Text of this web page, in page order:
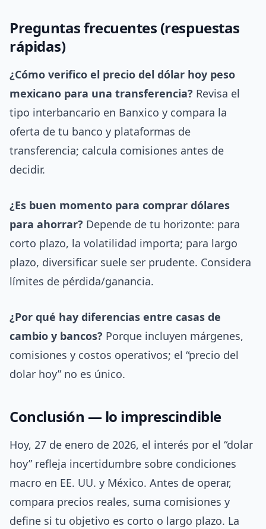
Preguntas frecuentes (respuestas
rápidas)
¿Cómo verifico el precio del dólar hoy peso
mexicano para una transferencia? Revisa el
tipo interbancario en Banxico y compara la
oferta de tu banco y plataformas de
transferencia; calcula comisiones antes de
decidir.
¿Es buen momento para comprar dólares
para ahorrar? Depende de tu horizonte: para
corto plazo, la volatilidad importa; para largo
plazo, diversificar suele ser prudente. Considera
límites de pérdida/ganancia.
¿Por qué hay diferencias entre casas de
cambio y bancos? Porque incluyen márgenes,
comisiones y costos operativos; el “precio del
dolar hoy” no es único.
Conclusión — lo imprescindible
Hoy, 27 de enero de 2026, el interés por el “dolar
hoy” refleja incertidumbre sobre condiciones
macro en EE. UU. y México. Antes de operar,
compara precios reales, suma comisiones y
define si tu objetivo es corto o largo plazo. La